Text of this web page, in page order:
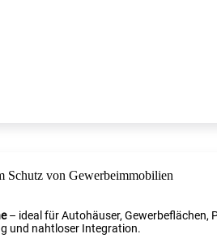
– ideal für Autohäuser, Gewerbeflächen,
und nahtloser Integration.